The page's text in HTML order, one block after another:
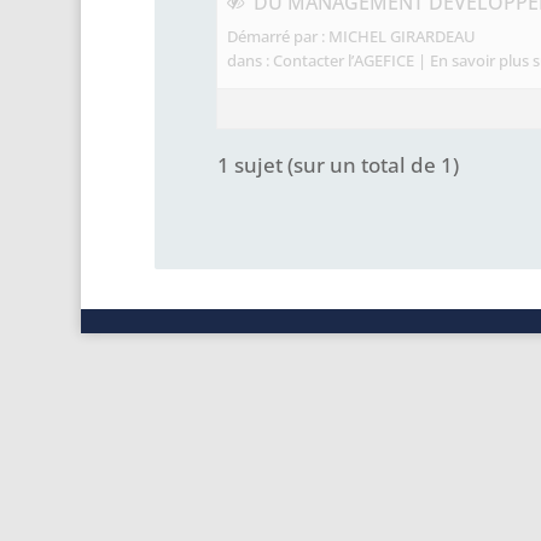
Démarré par : MICHEL GIRARDEAU
dans : Contacter l’AGEFICE | En savoir plus
1 sujet (sur un total de 1)